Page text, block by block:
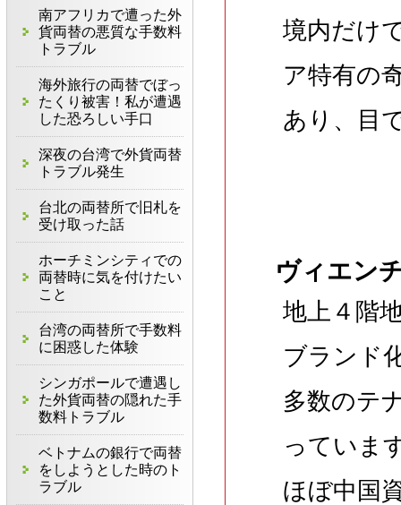
境内だけ
ア特有の
あり、目
ヴィエン
地上４階
ブランド
多数のテ
っていま
ほぼ中国
南アフリカで遭った外
貨両替の悪質な手数料
トラブル
海外旅行の両替でぼっ
たくり被害！私が遭遇
した恐ろしい手口
深夜の台湾で外貨両替
トラブル発生
台北の両替所で旧札を
受け取った話
ホーチミンシティでの
両替時に気を付けたい
こと
台湾の両替所で手数料
に困惑した体験
シンガポールで遭遇し
た外貨両替の隠れた手
数料トラブル
ベトナムの銀行で両替
をしようとした時のト
ラブル